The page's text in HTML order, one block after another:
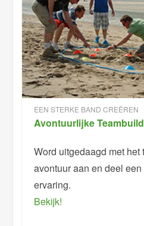
EEN STERKE BAND CREËREN
Avontuurlijke
Word uitgedaagd met het
avontuur aan en deel
ervaring.
Bekijk!